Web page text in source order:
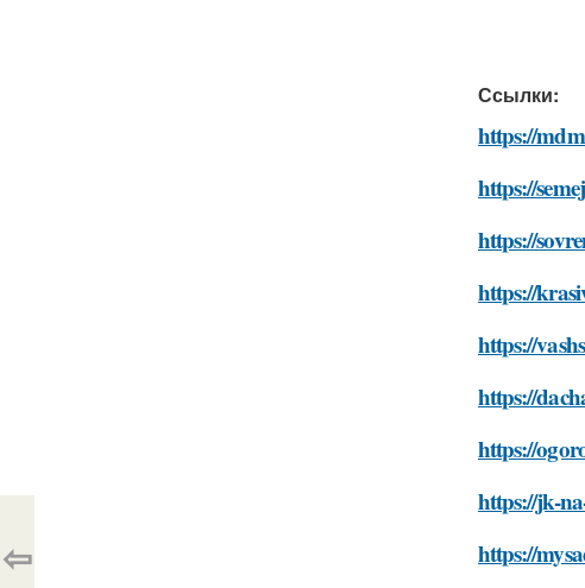
Ссылки:
https://
https://
https://
https://
https://
https://
https://
https://jk-
https://
⇦